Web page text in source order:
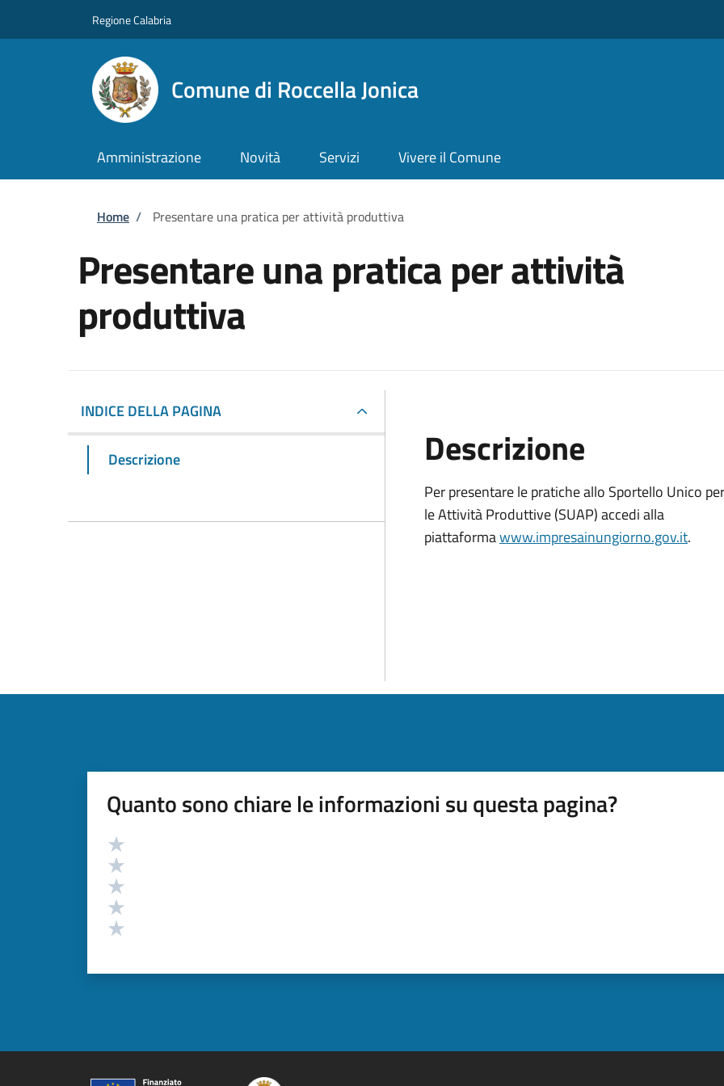
Regione Calabria
Comune di Roccella Jonica
Amministrazione Novità Servizi Vivere il Comune
Briciole di pane
Home / Presentare una pratica per attività produttiva
Presentare una pratica per attività
produttiva
INDICE DELLA PAGINA
Descrizione Descrizione
Per presentare le pratiche allo Sportello Unico per
le Attività Produttive (SUAP) accedi alla
piattaformawww.impresainungiorno.gov.it.
Quanto sono chiare le informazioni su questa pagina?
Valutazione